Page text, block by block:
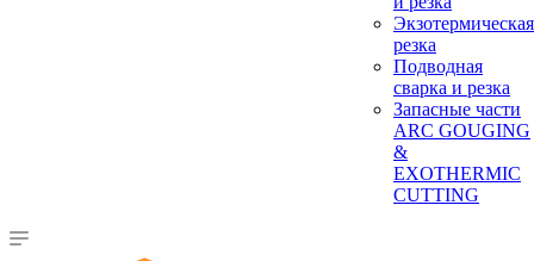
Экзотермическая
резка
Подводная
сварка и резка
Запасные части
ARC GOUGING
&
EXOTHERMIC
CUTTING